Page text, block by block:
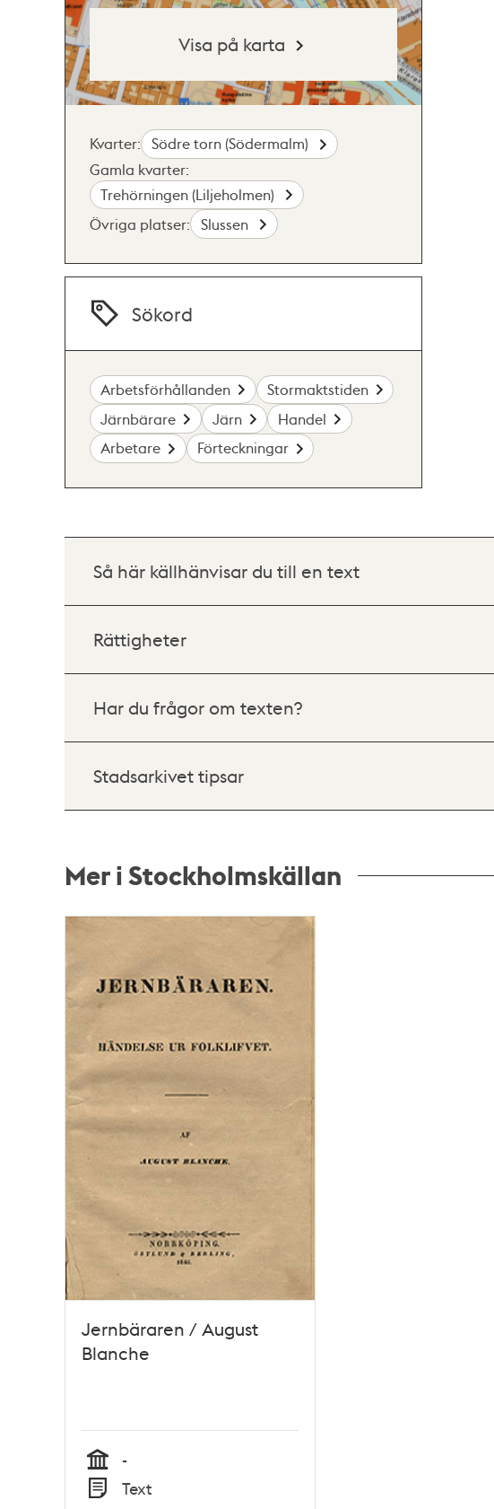
Visa på karta
Kvarter:
Södre torn (Södermalm)
Gamla kvarter:
Trehörningen (Liljeholmen)
Övriga platser:
Slussen
Sökord
Arbetsförhållanden
Stormaktstiden
Järnbärare
Järn
Handel
Arbetare
Förteckningar
Så här källhänvisar du till en text
Rättigheter
Har du frågor om texten?
Stadsarkivet tipsar
Mer i Stockholmskällan
teman
Jernbäraren / August
Blanche
Tid
-
Text